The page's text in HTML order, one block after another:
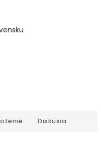
Diskusia